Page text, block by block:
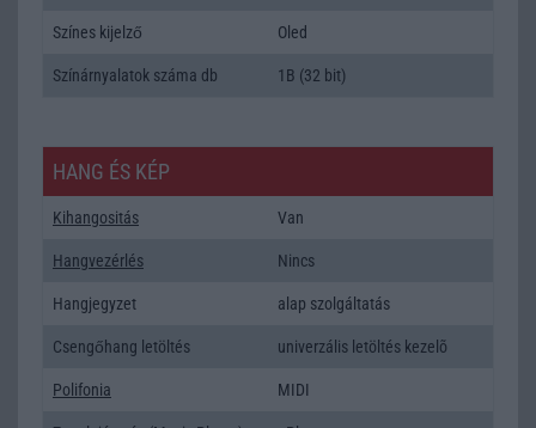
Színes kijelző Oled
Színárnyalatok száma db 1B (32 bit)
HANG ÉS KÉP
Kihangositás Van
Hangvezérlés Nincs
Hangjegyzet alap szolgáltatás
Csengőhang letöltés univerzális letöltés kezelõ
Polifonia MIDI